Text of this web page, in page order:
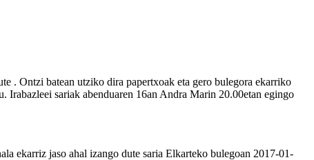
. Ontzi batean utziko dira papertxoak eta gero bulegora ekarriko
Irabazleei sariak abenduaren 16an Andra Marin 20.00etan egingo
ekarriz jaso ahal izango dute saria Elkarteko bulegoan 2017-01-